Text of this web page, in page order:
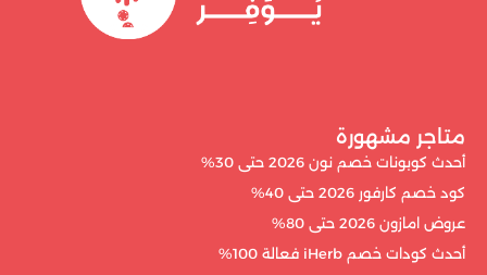
متاجر مشهورة
أحدث كوبونات خصم نون 2026 حتى 30%
كود خصم كارفور 2026 حتى 40%
عروض امازون 2026 حتى 80%
أحدث كودات خصم iHerb فعالة 100%